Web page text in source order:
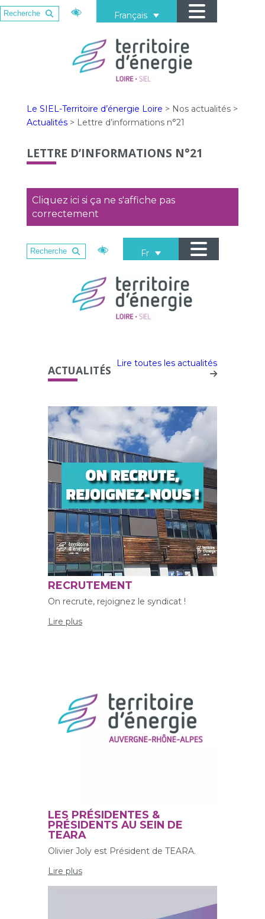
Français
Le SIEL-Territoire d’énergie Loire > Nos actualités>
Actualités > Lettre d’informations n°21
LETTRE D’INFORMATIONS N°21
Cliquez ici si ça ne s'affiche pas
correctement